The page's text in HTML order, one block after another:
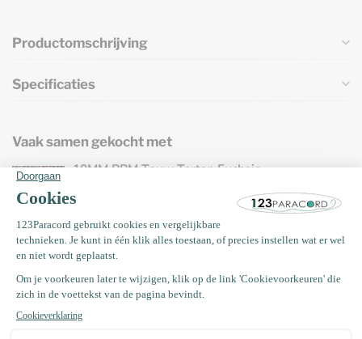
Productomschrijving
Specificaties
Vaak samen gekocht met
10MM PPM Touw Tartan Fuchsia
Tijdelijk niet op voorraad. Binnenkort
€1,95
10MM PPM Touw Tartan beige
Tijdelijk niet op voorraad. Binnenkort
terug!
€1,95